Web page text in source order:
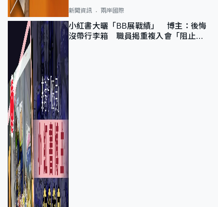
新聞資訊 兩岸國際
小紅書大曬「BB展戰績」 博主：後悔
沒帶行李箱 職員揭重複入會「阻止唔